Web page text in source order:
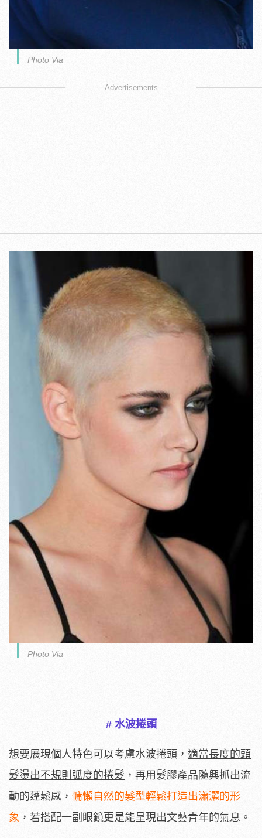
Photo Via
Advertisements
Photo Via
# 水波捲頭
想要展現個人特色可以考慮水波捲頭， 適當長度的頭
髮燙出不規則弧度的捲髮 ，再用髮膠產品隨興抓出流
動的蓬鬆感， 慵懶自然的髮型輕鬆打造出瀟灑的形
象 ，若搭配一副眼鏡更是能呈現出文藝青年的氣息。